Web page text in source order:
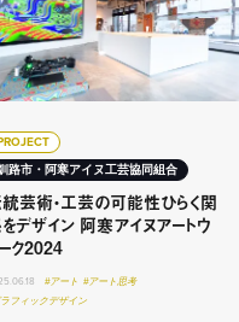
路市・阿寒アイヌ工芸協同組合
芸術・工芸の可能性ひらく関
デザイン 阿寒アイヌアートウ
ク2024
#アート #アート思考
フィックデザイン